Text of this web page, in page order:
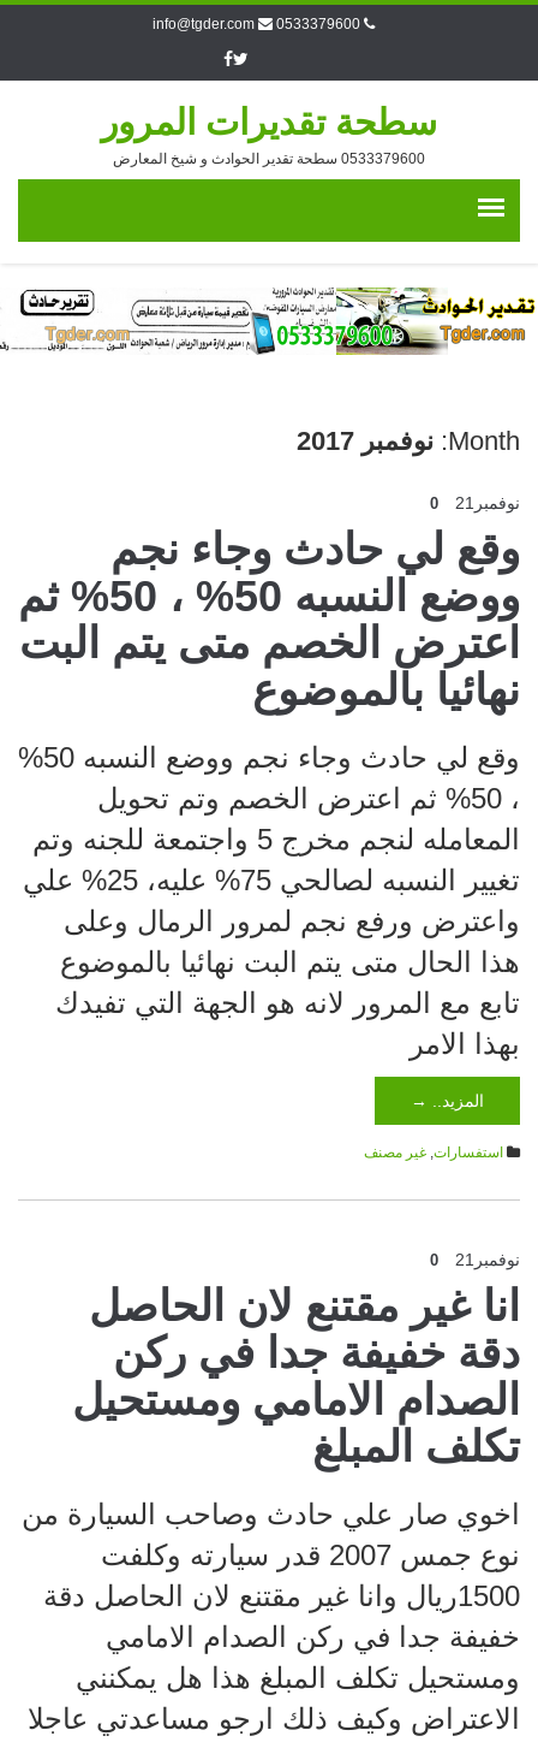
0533379600
info@tgder.com
سطحة تقديرات المرور
0533379600 سطحة تقدير الحوادث و شيخ المعارض
Month: نوفمبر 2017
نوفمبر 21
0
وقع لي حادث وجاء نجم
ووضع النسبه 50% ، 50% ثم
اعترض الخصم متى يتم البت
نهائيا بالموضوع
وقع لي حادث وجاء نجم ووضع النسبه 50%
، 50% ثم اعترض الخصم وتم تحويل
المعامله لنجم مخرج 5 واجتمعة للجنه وتم
تغيير النسبه لصالحي 75% عليه، 25% علي
واعترض ورفع نجم لمرور الرمال وعلى
هذا الحال متى يتم البت نهائيا بالموضوع
تابع مع المرور لانه هو الجهة التي تفيدك
بهذا الامر
المزيد.. →
استفسارات, غير مصنف
نوفمبر 21
0
انا غير مقتنع لان الحاصل
دقة خفيفة جدا في ركن
الصدام الامامي ومستحيل
تكلف المبلغ
اخوي صار علي حادث وصاحب السيارة من
نوع جمس 2007 قدر سيارته وكلفت
1500ريال وانا غير مقتنع لان الحاصل دقة
خفيفة جدا في ركن الصدام الامامي
ومستحيل تكلف المبلغ هذا هل يمكنني
الاعتراض وكيف ذلك ارجو مساعدتي عاجلا